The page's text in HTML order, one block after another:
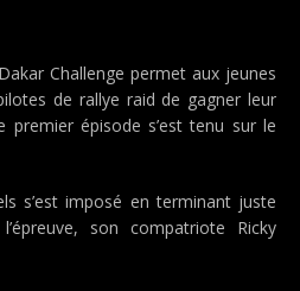
Challenge permet aux jeunes
de rallye raid de gagner leur
premier épisode s’est tenu sur le
s’est imposé en terminant juste
son compatriote Ricky